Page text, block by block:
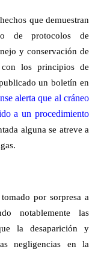
que demuestran
de protocolos de
y conservación de
los principios de
un boletín en
alerta que al cráneo
a un procedimiento
alguna se atreve a
por sorpresa a
notablemente las
la desaparición y
negligencias en la